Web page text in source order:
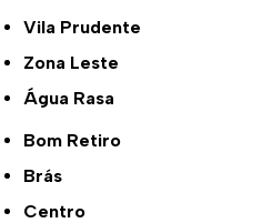
Vila Prudente
Zona Leste
Água Rasa
Bom Retiro
Brás
Centro